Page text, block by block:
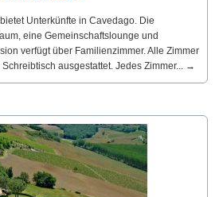
Unterkünfte in Cavedago. Die
eine Gemeinschaftslounge und
verfügt über Familienzimmer. Alle Zimmer
ausgestattet. Jedes Zimmer... →